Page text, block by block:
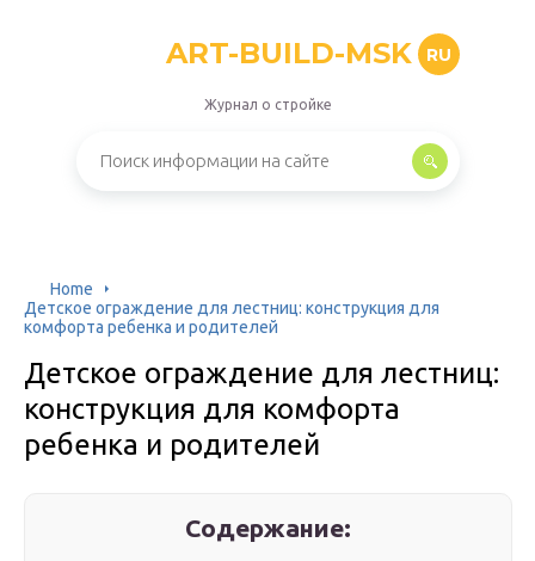
ART-BUILD-MSK RU
Журнал о стройке
Home
Детское ограждение для лестниц: конструкция для
комфорта ребенка и родителей
Детское ограждение для лестниц:
конструкция для комфорта
ребенка и родителей
Содержание: